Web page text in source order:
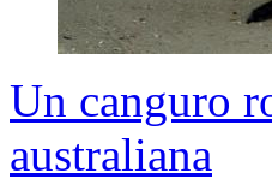
Un canguro
australiana